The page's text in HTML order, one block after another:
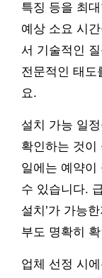
특징 등을 최
예상 소요 시
서 기술적인
전문적인 태도
요.
설치 가능 일
확인하는 것이
일에는 예약이
수 있습니다.
설치’가 가능
부도 명확히
업체 선정 시